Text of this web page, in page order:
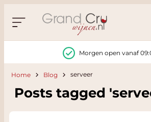
Morgen open vanaf
Home Blog serveer
Posts tagged